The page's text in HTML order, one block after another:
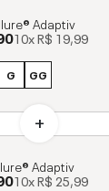
Adaptiv
10xR$ 19,99
G GG
Adaptiv
10xR$ 25,99